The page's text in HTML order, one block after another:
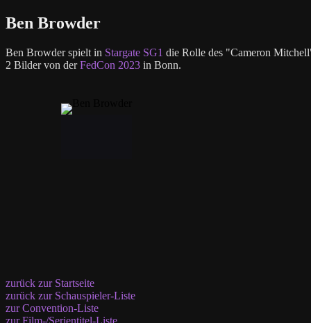
Ben Browder
Ben Browder spielt in Stargate SG1 die Rolle des "Cameron
2 Bilder von derFedCon 2023 in Bonn.
zurück zur Startseite
zurück zur Schauspieler-Liste
zur Convention-Liste
zur Film-/Serientitel-Liste